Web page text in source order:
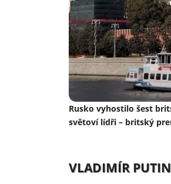
Rusko vyhostilo šest
světoví lídři – britský
VLADIMÍR PUTIN